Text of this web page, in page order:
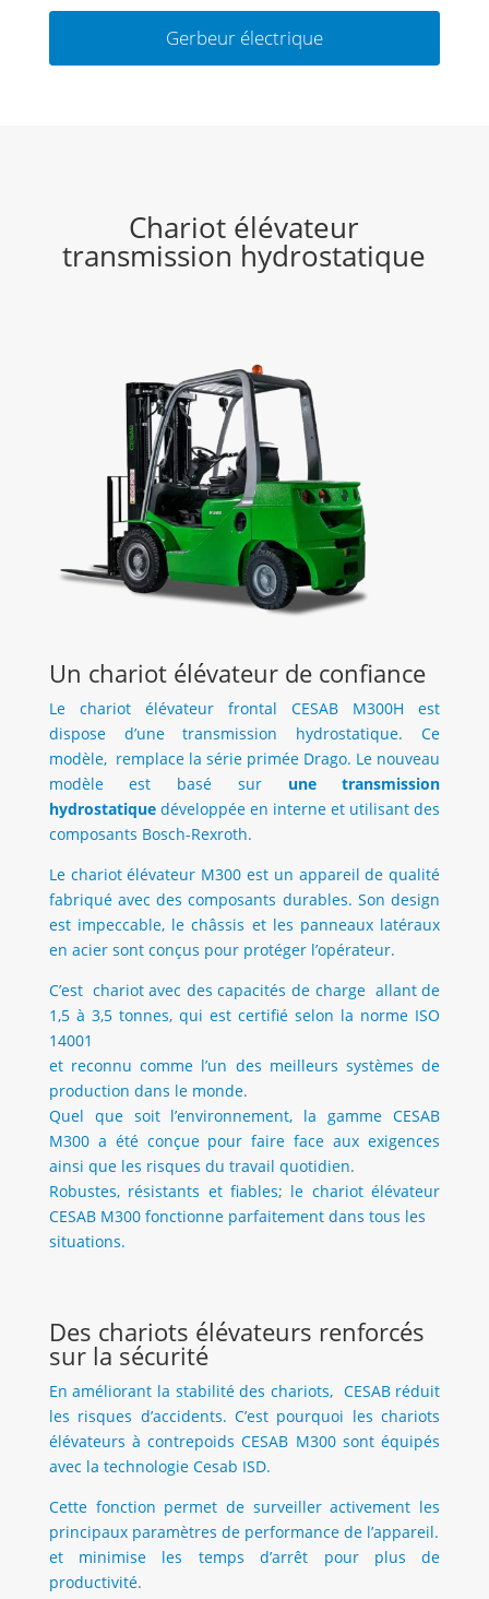
Gerbeur électrique
Chariot élévateur
transmission hydrostatique
Un chariot élévateur de confiance
Le chariot élévateur frontal CESAB M300H est
dispose d’une transmission hydrostatique. Ce
modèle, remplace la série primée Drago. Le nouveau
modèle est basé sur une transmission
hydrostatiquedéveloppée en interne et utilisant des
composants Bosch-Rexroth.
Le chariot élévateur M300 est un appareil de qualité
fabriqué avec des composants durables. Son design
est impeccable, le châssis et les panneaux latéraux
en acier sont conçus pour protéger l’opérateur.
C’est chariot avec des capacités de charge allant de
1,5 à 3,5 tonnes, qui est certifié selon la norme ISO
14001
et reconnu comme l’un des meilleurs systèmes de
production dans le monde.
Quel que soit l’environnement, la gamme CESAB
M300 a été conçue pour faire face aux exigences
ainsi que les risques du travail quotidien.
Robustes, résistants et fiables; le chariot élévateur
CESAB M300 fonctionne parfaitement dans tous les
situations.
Des chariots élévateurs renforcés
sur la sécurité
En améliorant la stabilité des chariots, CESAB réduit
les risques d’accidents. C’est pourquoi les chariots
élévateurs à contrepoids CESAB M300 sont équipés
avec la technologie Cesab ISD.
Cette fonction permet de surveiller activement les
principaux paramètres de performance de l’appareil.
et minimise les temps d’arrêt pour plus de
productivité.